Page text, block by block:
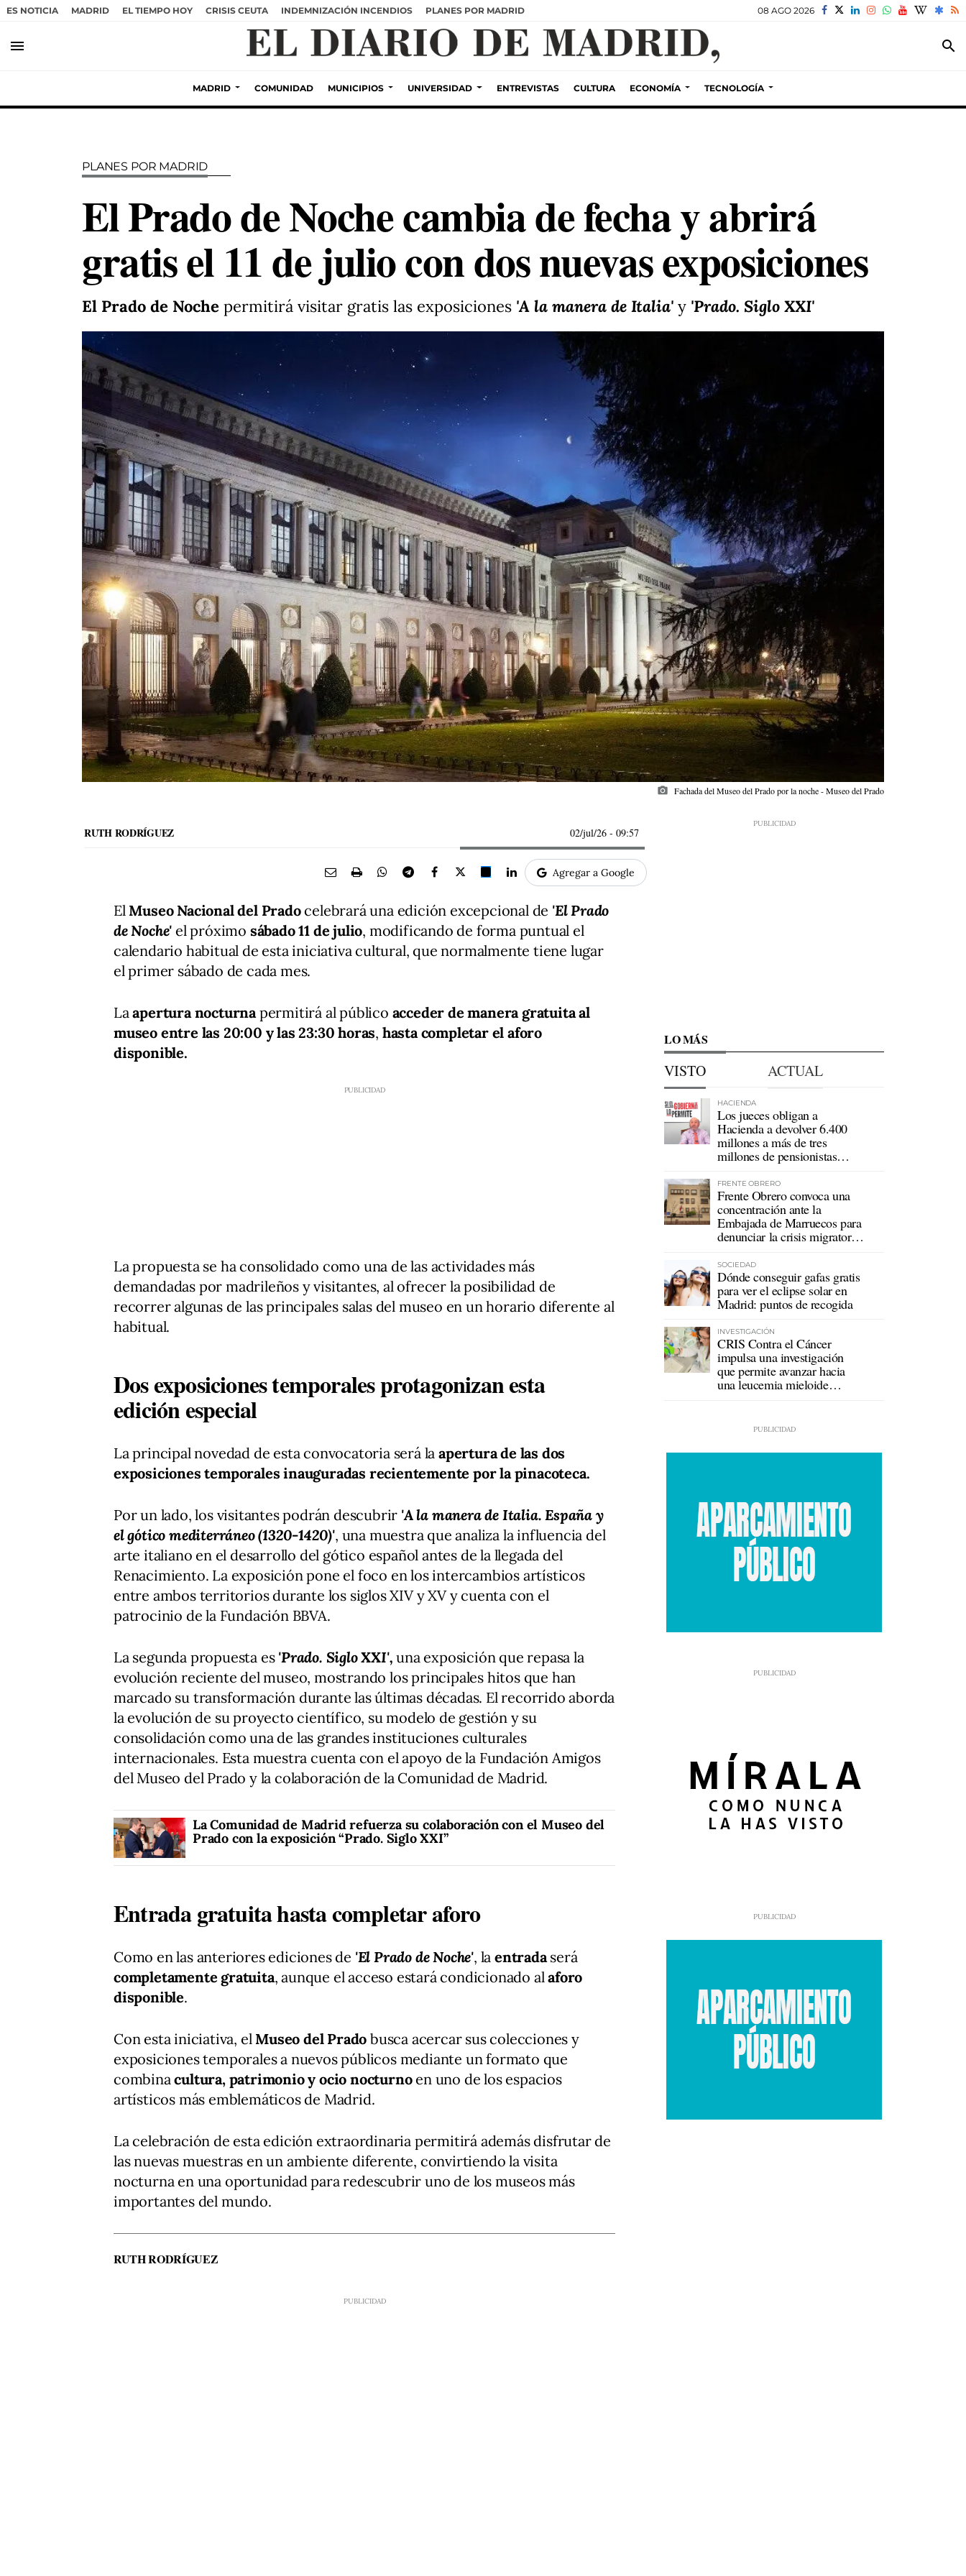
ES NOTICIA MADRID EL TIEMPO HOY CRISIS CEUTA INDEMNIZACIÓN INCENDIOS PLANES POR MADRID 08 AGO 2026
menu search
MADRID COMUNIDAD MUNICIPIOS UNIVERSIDAD ENTREVISTAS CULTURA ECONOMÍA TECNOLOGÍA
PLANES POR MADRID
El Prado de Noche cambia de fecha y abrirá
gratis el 11 de julio con dos nuevas exposiciones
El Prado de Noche permitirá visitar gratis las exposiciones 'A la manera de Italia' y 'Prado. Siglo XXI'
photo_camera Fachada del Museo del Prado por la noche - Museo del Prado
RUTH RODRÍGUEZ 02/jul/26 - 09:57
Agregar a Google
El Museo Nacional del Pradocelebrará una edición excepcional de 'El Prado
de Noche' el próximo sábado 11 de julio, modificando de forma puntual el
calendario habitual de esta iniciativa cultural, que normalmente tiene lugar
el primer sábado de cada mes.
La apertura nocturna permitirá al público acceder de manera gratuita al
museo entre las 20:00 y las 23:30 horas, hasta completar el aforo
disponible.
La propuesta se ha consolidado como una de las actividades más
demandadas por madrileños y visitantes, al ofrecer la posibilidad de
recorrer algunas de las principales salas del museo en un horario diferente al
habitual.
Dos exposiciones temporales protagonizan esta
edición especial
La principal novedad de esta convocatoria será la apertura de las dos
exposiciones temporales inauguradas recientemente por la pinacoteca.
Por un lado, los visitantes podrán descubrir 'A la manera de Italia. España y
el gótico mediterráneo (1320-1420)', una muestra que analiza la influencia del
arte italiano en el desarrollo del gótico español antes de la llegada del
Renacimiento. La exposición pone el foco en los intercambios artísticos
entre ambos territorios durante los siglos XIV y XV y cuenta con el
patrocinio de la Fundación BBVA.
La segunda propuesta es'Prado. Siglo XXI', una exposición que repasa la
evolución reciente del museo, mostrando los principales hitos que han
marcado su transformación durante las últimas décadas. El recorrido aborda
la evolución de su proyecto científico, su modelo de gestión y su
consolidación como una de las grandes instituciones culturales
internacionales. Esta muestra cuenta con el apoyo de la Fundación Amigos
del Museo del Prado y la colaboración de la Comunidad de Madrid.
La Comunidad de Madrid refuerza su colaboración con el Museo del
Prado con la exposición “Prado. Siglo XXI”
Entrada gratuita hasta completar aforo
Como en las anteriores ediciones de 'El Prado de Noche', la entradaserá
completamente gratuita, aunque el acceso estará condicionado alaforo
disponible.
Con esta iniciativa, el Museo del Prado busca acercar sus colecciones y
exposiciones temporales a nuevos públicos mediante un formato que
combinacultura, patrimonio y ocio nocturnoen uno de los espacios
artísticos más emblemáticos de Madrid.
La celebración de esta edición extraordinaria permitirá además disfrutar de
las nuevas muestras en un ambiente diferente, convirtiendo la visita
nocturna en una oportunidad para redescubrir uno de los museos más
importantes del mundo.
RUTH RODRÍGUEZ
LO MÁS
VISTO ACTUAL
HACIENDA
Los jueces obligan a
Hacienda a devolver 6.400
millones a más de tres
millones de pensionistas
FRENTE OBRERO
Frente Obrero convoca una
concentración ante la
Embajada de Marruecos para
denunciar la crisis migratoria
SOCIEDAD
Dónde conseguir gafas gratis
para ver el eclipse solar en
Madrid: puntos de recogida
INVESTIGACIÓN
CRIS Contra el Cáncer
impulsa una investigación
que permite avanzar hacia
una leucemia mieloide